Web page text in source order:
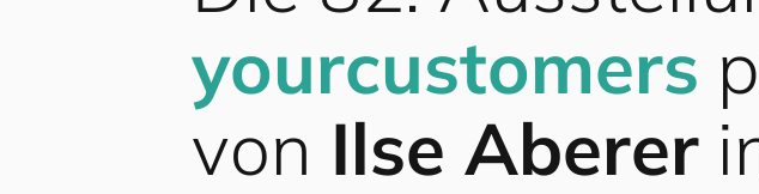
yourcustomers
von Ilse Aberer